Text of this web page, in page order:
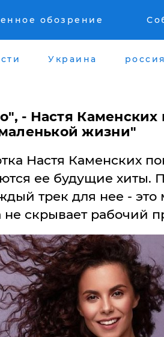
обозрение
Украина россия
- Настя Каменских
жизни"
Настя Каменских
ее будущие хиты.
трек для нее - это
не скрывает рабочий